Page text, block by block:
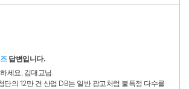
답변입니다.
세요, 김대교님.
단의 12만 건 산업 DB는 일반 광고처럼 불특정 다수를